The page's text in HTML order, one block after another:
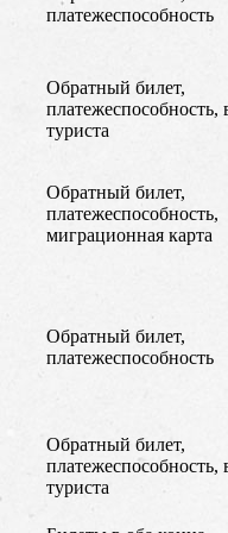
платежеспособность
Обратный билет,
платежеспособность,
туриста
Обратный билет,
платежеспособность,
миграционная карта
Обратный билет,
платежеспособность
Обратный билет,
платежеспособность,
туриста